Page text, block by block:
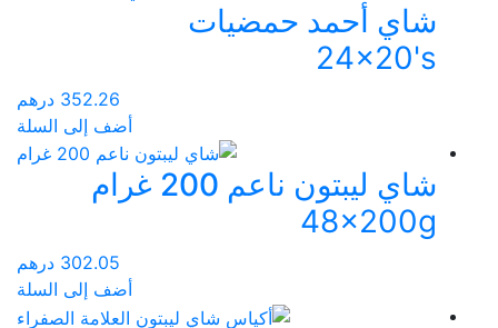
شاي أحمد حمضيات
24x20's
352.26 درهم
أضف إلى السلة
شاي ليبتون ناعم 200 غرام
48x200g
302.05 درهم
أضف إلى السلة